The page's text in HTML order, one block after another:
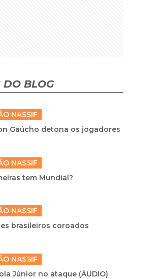
BLOG
NASSIF
Gaúcho detona os jogadores
NASSIF
tem Mundial?
NASSIF
brasileiros coroados
NASSIF
Júnior no ataque (ÁUDIO)